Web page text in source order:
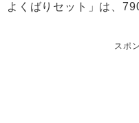
よくばりセット」は、
スポ